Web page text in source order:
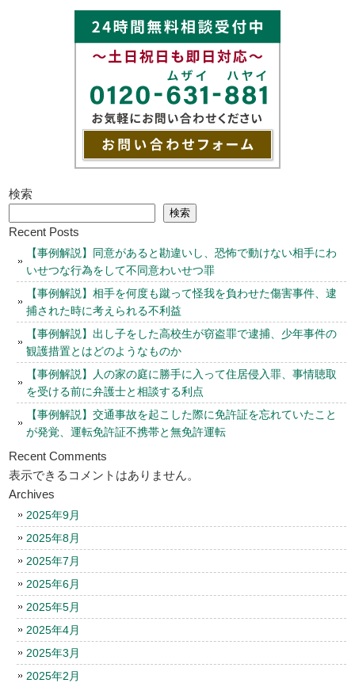
検索
検索
Recent Posts
【事例解説】同意があると勘違いし、恐怖で動けない相手にわ
いせつな行為をして不同意わいせつ罪
【事例解説】相手を何度も蹴って怪我を負わせた傷害事件、逮
捕された時に考えられる不利益
【事例解説】出し子をした高校生が窃盗罪で逮捕、少年事件の
観護措置とはどのようなものか
【事例解説】人の家の庭に勝手に入って住居侵入罪、事情聴取
を受ける前に弁護士と相談する利点
【事例解説】交通事故を起こした際に免許証を忘れていたこと
が発覚、運転免許証不携帯と無免許運転
Recent Comments
表示できるコメントはありません。
Archives
2025年9月
2025年8月
2025年7月
2025年6月
2025年5月
2025年4月
2025年3月
2025年2月